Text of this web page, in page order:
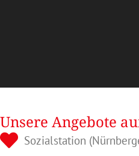
Unsere Angebote
Sozialstation